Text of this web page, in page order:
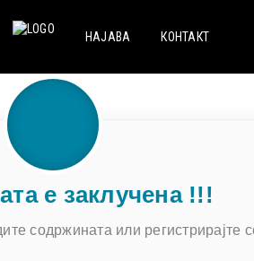
НАЈАВА КОНТАКТ
е заклучена !!!
содржината или регистрирајте